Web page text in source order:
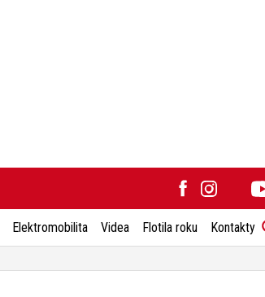
Elektromobilita Videa Flotila roku Kontakty